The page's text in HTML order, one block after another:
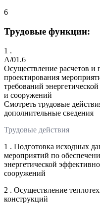
6
Трудовые функции:
1 .
A/01.6
Осуществление расчетов и
проектирования
требований
и сооружений
Смотреть трудовые
дополнительные сведения
Трудовые действия
1 . Подготовка исходных
мероприятий по
энергетической
сооружений
2 . Осуществление
конструкций